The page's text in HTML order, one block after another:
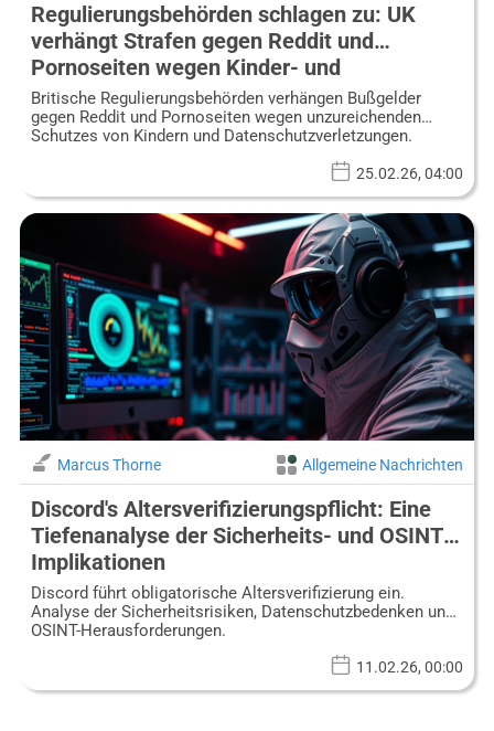
Regulierungsbehörden schlagen zu: UK
verhängt Strafen gegen Reddit und
Pornoseiten wegen Kinder- und
Datenschutzmängeln
Britische Regulierungsbehörden verhängen Bußgelder
gegen Reddit und Pornoseiten wegen unzureichenden
Schutzes von Kindern und Datenschutzverletzungen.
25.02.26, 04:00
Marcus Thorne Allgemeine Nachrichten
Discord's Altersverifizierungspflicht: Eine
Tiefenanalyse der Sicherheits- und OSINT-
Implikationen
Discord führt obligatorische Altersverifizierung ein.
Analyse der Sicherheitsrisiken, Datenschutzbedenken und
OSINT-Herausforderungen.
11.02.26, 00:00